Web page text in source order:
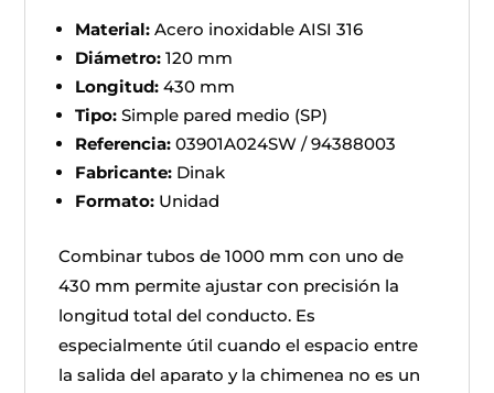
Material: Acero inoxidable AISI 316
Diámetro: 120 mm
Longitud: 430 mm
Tipo: Simple pared medio (SP)
Referencia: 03901A024SW / 94388003
Fabricante: Dinak
Formato: Unidad
Combinar tubos de 1000 mm con uno de
430 mm permite ajustar con precisión la
longitud total del conducto. Es
especialmente útil cuando el espacio entre
la salida del aparato y la chimenea no es un